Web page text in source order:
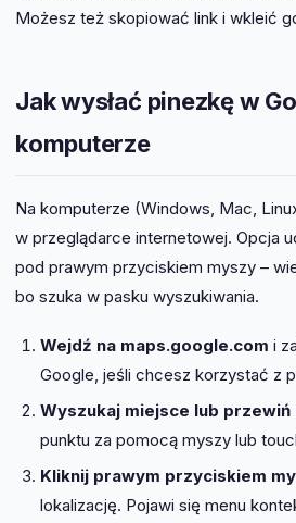
Możesz też skopiować link i wkleić
Jak wysłać pinezkę w
komputerze
Na komputerze (Windows, Mac,
w przeglądarce internetowej. Opcja
pod prawym przyciskiem myszy –
bo szuka w pasku wyszukiwania.
Wejdź na maps.google.com i
Google, jeśli chcesz korzystać z
Wyszukaj miejsce lub przewiń
punktu za pomocą myszy lub
Kliknij prawym przyciskiem
lokalizację. Pojawi się menu